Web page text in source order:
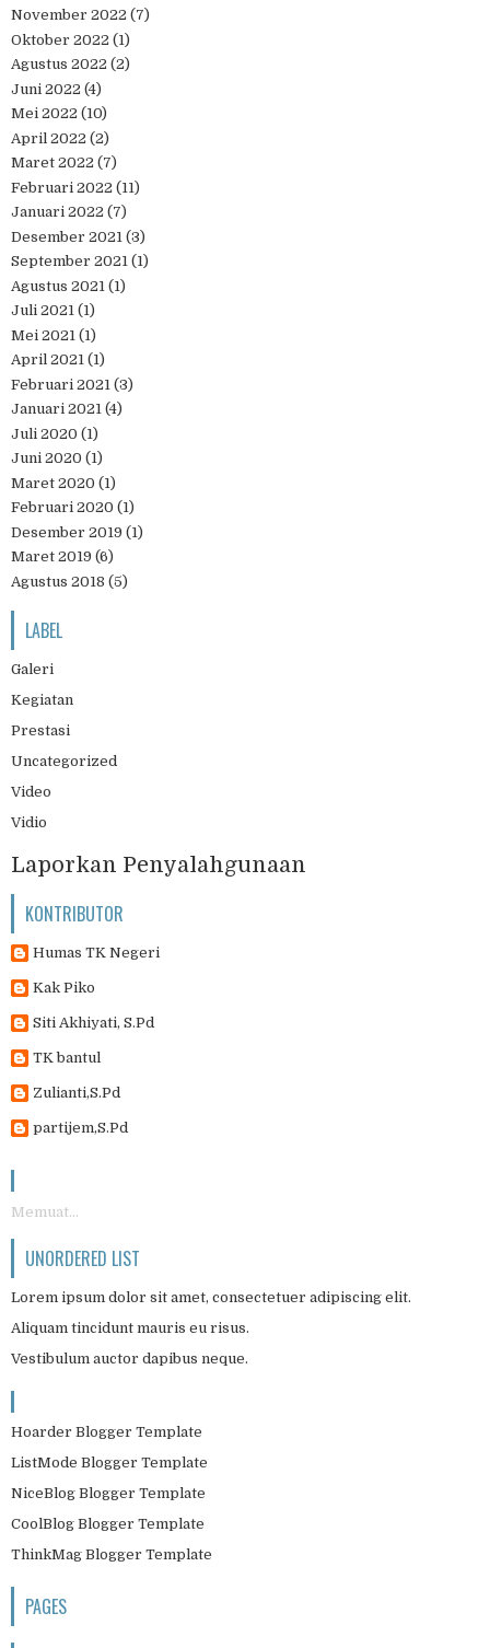
November 2022 (7)
Oktober 2022 (1)
Agustus 2022 (2)
Juni 2022 (4)
Mei 2022 (10)
April 2022 (2)
Maret 2022 (7)
Februari 2022 (11)
Januari 2022 (7)
Desember 2021 (3)
September 2021 (1)
Agustus 2021 (1)
Juli 2021 (1)
Mei 2021 (1)
April 2021 (1)
Februari 2021 (3)
Januari 2021 (4)
Juli 2020 (1)
Juni 2020 (1)
Maret 2020 (1)
Februari 2020 (1)
Desember 2019 (1)
Maret 2019 (6)
Agustus 2018 (5)
LABEL
Galeri
Kegiatan
Prestasi
Uncategorized
Video
Vidio
Laporkan Penyalahgunaan
KONTRIBUTOR
Humas TK Negeri
Kak Piko
Siti Akhiyati, S.Pd
TK bantul
Zulianti,S.Pd
partijem,S.Pd
Memuat...
UNORDERED LIST
Lorem ipsum dolor sit amet, consectetuer adipiscing elit.
Aliquam tincidunt mauris eu risus.
Vestibulum auctor dapibus neque.
Hoarder Blogger Template
ListMode Blogger Template
NiceBlog Blogger Template
CoolBlog Blogger Template
ThinkMag Blogger Template
PAGES